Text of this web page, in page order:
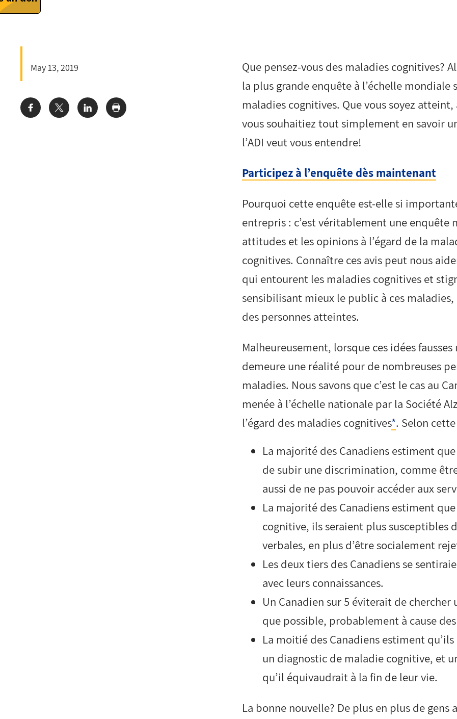
Que pensez-vous des maladies cognitives?
la plus grande enquête à l’échelle mondiale
maladies cognitives. Que vous soyez
vous souhaitiez tout simplement en savoir
l’ADI veut vous entendre!
Participez à l’enquête dès maintenant
Pourquoi cette enquête est-elle si
entrepris : c’est véritablement une enquête
attitudes et les opinions à l’égard de la
cognitives. Connaître ces avis peut nous
qui entourent les maladies cognitives et
sensibilisant mieux le public à ces
des personnes atteintes.
Malheureusement, lorsque ces idées
demeure une réalité pour de nombreuses
maladies. Nous savons que c’est le cas au
menée à l’échelle nationale par la Société
l’égard des maladies cognitives*. Selon
La majorité des Canadiens estiment
de subir une discrimination, comme
aussi de ne pas pouvoir accéder aux
La majorité des Canadiens estiment
cognitive, ils seraient plus susceptibles
verbales, en plus d’être socialement
Les deux tiers des Canadiens se
avec leurs connaissances.
Un Canadien sur 5 éviterait de
que possible, probablement à cause
La moitié des Canadiens estiment
un diagnostic de maladie cognitive, et
qu’il équivaudrait à la fin de leur vie.
La bonne nouvelle? De plus en plus de
May 13, 2019
Share: